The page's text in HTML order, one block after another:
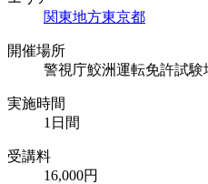
関東地方東京都
開催場所
警視庁鮫洲運転免許試験
実施時間
1日間
受講料
16,000円